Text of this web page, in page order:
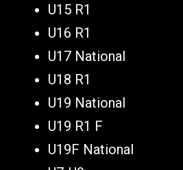
U15 R1
U16 R1
U17 National
U18 R1
U19 National
U19 R1 F
U19F National